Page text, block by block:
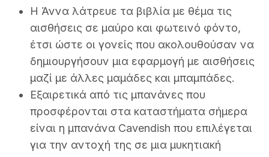
Η Άννα λάτρευε τα βιβλία με θέμα τις
αισθήσεις σε μαύρο και φωτεινό φόντο,
έτσι ώστε οι γονείς που ακολουθούσαν να
δημιουργήσουν μια εφαρμογή με αισθήσεις
μαζί με άλλες μαμάδες και μπαμπάδες.
Εξαιρετικά από τις μπανάνες που
προσφέρονται στα καταστήματα σήμερα
είναι η μπανάνα Cavendish που επιλέγεται
για την αντοχή της σε μια μυκητιακή